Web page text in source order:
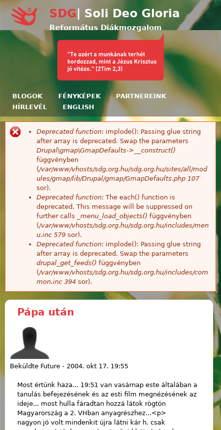
SDG | Soli Deo Gloria
Református Diákmozgalom
BLOGOK FÉNYKÉPEK
PARTNEREINK
HÍRLEVÉL
ENGLISH
Hibaüzenet
Deprecated function: implode(): Passing glue string
after array is deprecated. Swap the parameters
Drupal\gmap\GmapDefaults->__construct()
függvényben
(/var/www/vhosts/sdg.org.hu/sdg.org.hu/sites/all/mod
ules/gmap/lib/Drupal/gmap/GmapDefaults.php 107
sor).
Deprecated function: The each() function is
deprecated. This message will be suppressed on
further calls
_menu_load_objects() függvényben
(/var/www/vhosts/sdg.org.hu/sdg.org.hu/includes/men
u.inc 579 sor).
Deprecated function: implode(): Passing glue string
after array is deprecated. Swap the parameters
drupal_get_feeds() függvényben
(/var/www/vhosts/sdg.org.hu/sdg.org.hu/includes/com
mon.inc 394 sor).
Pápa után
Beküldte Future - 2004. okt 17. 19:55
Most értünk haza... 19:51 van vasárnap este általában a
tanulás befejezésének és az esti film megnézésének az
ideje... most hulla fáradtan hozzá látok rögtön
Magyarország a 2. VHban anyagrészhez...<p>
nagyon jó volt mindenkit újra látni kár h. csak